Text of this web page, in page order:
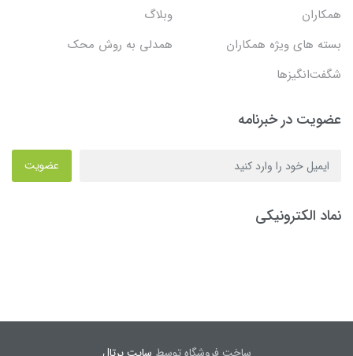
همکاران
وبلاگ
بسته های ویژه همکاران
همدلی به روش محک
شگفت‌انگیزها
عضویت در خبرنامه
عضویت
نماد الکترونیکی